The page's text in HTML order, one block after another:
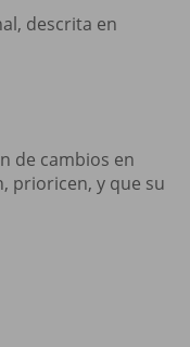
descrita en
de cambios en
prioricen, y que su